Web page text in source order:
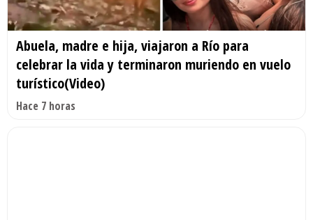
Abuela, madre e hija, viajaron a Río para
celebrar la vida y terminaron muriendo en vuelo
turístico(Video)
Hace 7 horas